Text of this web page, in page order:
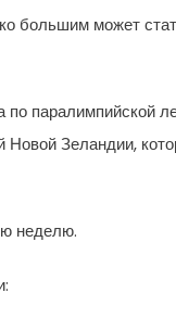
большим может
паралимпийской
Зеландии,
неделю.